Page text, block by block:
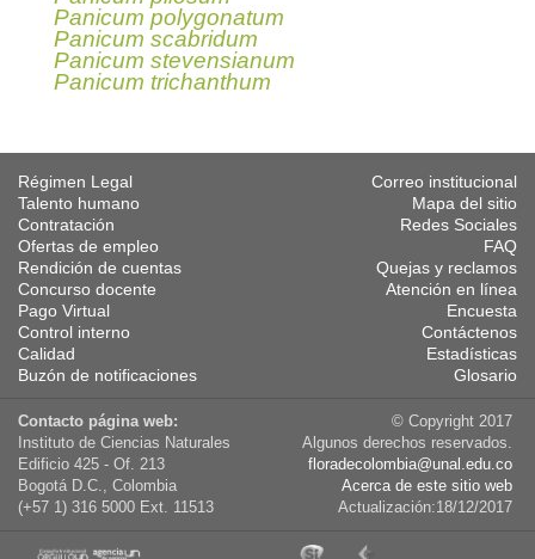
Panicum polygonatum
Panicum scabridum
Panicum stevensianum
Panicum trichanthum
Régimen Legal
Talento humano
Contratación
Ofertas de empleo
Rendición de cuentas
Concurso docente
Pago Virtual
Control interno
Calidad
Buzón de notificaciones
Correo institucional
Mapa del sitio
Redes Sociales
FAQ
Quejas y reclamos
Atención en línea
Encuesta
Contáctenos
Estadísticas
Glosario
Contacto página web:
Instituto de Ciencias Naturales
Edificio 425 - Of. 213
Bogotá D.C., Colombia
(+57 1) 316 5000 Ext. 11513
© Copyright 2017
Algunos derechos reservados.
floradecolombia@unal.edu.co
Acerca de este sitio web
Actualización:18/12/2017